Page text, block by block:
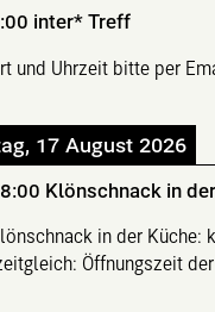
inter* Treff
und Uhrzeit bitte per
17 August 2026
Klönschnack in
in der Küche:
Öffnungszeit